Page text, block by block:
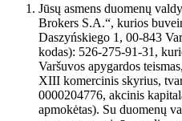
Jūsų asmens duomenų
Brokers S.A.“, kurios
Daszyńskiego 1, 00-843
kodas): 526-275-91-31,
Varšuvos apygardos
XIII komercinis skyrius,
0000204776, akcinis
apmokėtas). Su duomenų